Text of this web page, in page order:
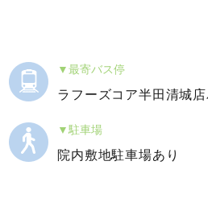
最寄バス停
ラフーズコア半田清城
駐車場
院内敷地駐車場あり